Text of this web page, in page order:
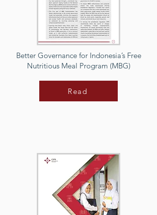
Better Governance for Indonesia’s Free
Nutritious Meal Program (MBG)
Read